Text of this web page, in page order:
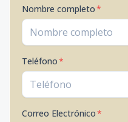
Nombre completo*
Teléfono*
Correo Electrónico*